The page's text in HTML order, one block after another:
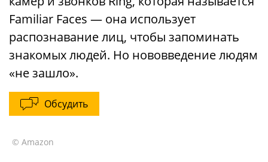
Familiar Faces — она использует
распознавание лиц, чтобы запоминать
знакомых людей. Но нововведение людям
«не зашло».
Обсудить
© Amazon